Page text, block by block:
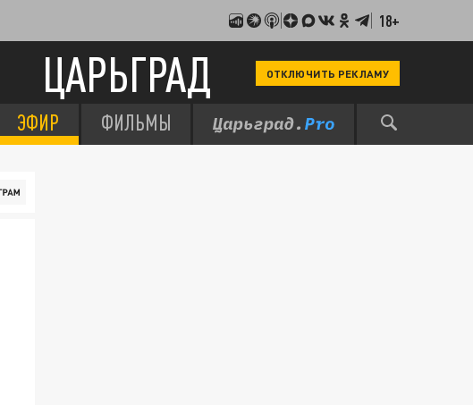
18+
ЦАРЬГРАД ОТКЛЮЧИТЬ РЕКЛАМУ
ЭФИР ФИЛЬМЫ